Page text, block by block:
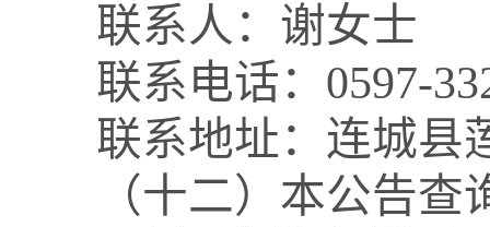
联系人：谢女士
联系电话： 0597-
联系地址：连城县
（十二）本公告查